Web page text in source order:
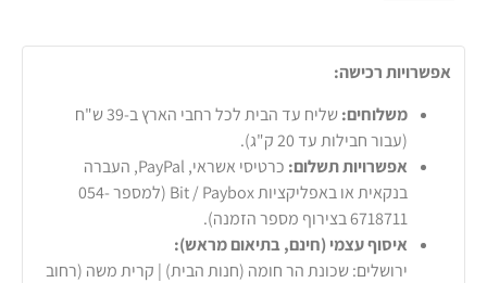
אפשרויות רכישה:
משלוחים:
שליח עד הבית לכל רחבי הארץ ב-39 ש"ח
(עבור חבילות עד 20 ק"ג).
אפשרויות תשלום:
כרטיסי אשראי, PayPal, העברה
בנקאית או באפליקציות Bit / Paybox (למספר 054-
6718711 בצירוף מספר הזמנה).
איסוף עצמי (חינם, בתיאום מראש):
ירושלים: שכונת הר חומה (חנות הבית) | קרית משה (רחוב